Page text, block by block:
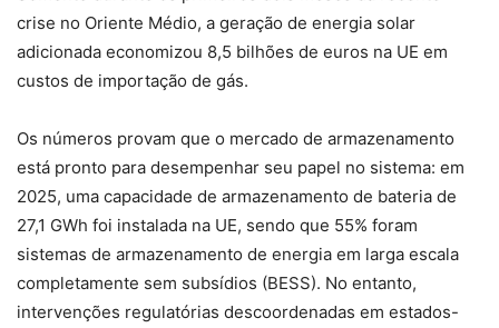
crise no Oriente Médio, a geração de energia solar
adicionada economizou 8,5 bilhões de euros na UE em
custos de importação de gás.
Os números provam que o mercado de armazenamento
está pronto para desempenhar seu papel no sistema: em
2025, uma capacidade de armazenamento de bateria de
27,1 GWh foi instalada na UE, sendo que 55% foram
sistemas de armazenamento de energia em larga escala
completamente sem subsídios (BESS). No entanto,
intervenções regulatórias descoordenadas em estados-